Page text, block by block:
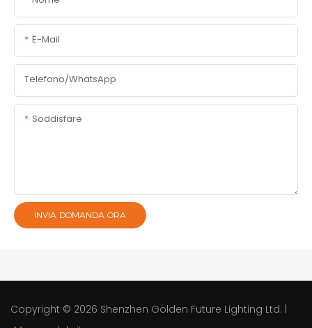
E-Mail
Telefono/WhatsApp
Soddisfare
INVIA DOMANDA ORA
Copyright © 2026 Shenzhen Golden Future Lighting Ltd. |